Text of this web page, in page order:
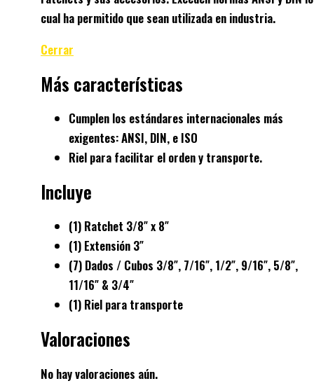
cual ha permitido que sean utilizada en industria.
Cerrar
Más características
Cumplen los estándares internacionales más
exigentes: ANSI, DIN, e ISO
Riel para facilitar el orden y transporte.
Incluye
(1) Ratchet 3/8″ x 8″
(1) Extensión 3″
(7) Dados / Cubos 3/8″, 7/16″, 1/2″, 9/16″, 5/8″,
11/16″ & 3/4″
(1) Riel para transporte
Valoraciones
No hay valoraciones aún.